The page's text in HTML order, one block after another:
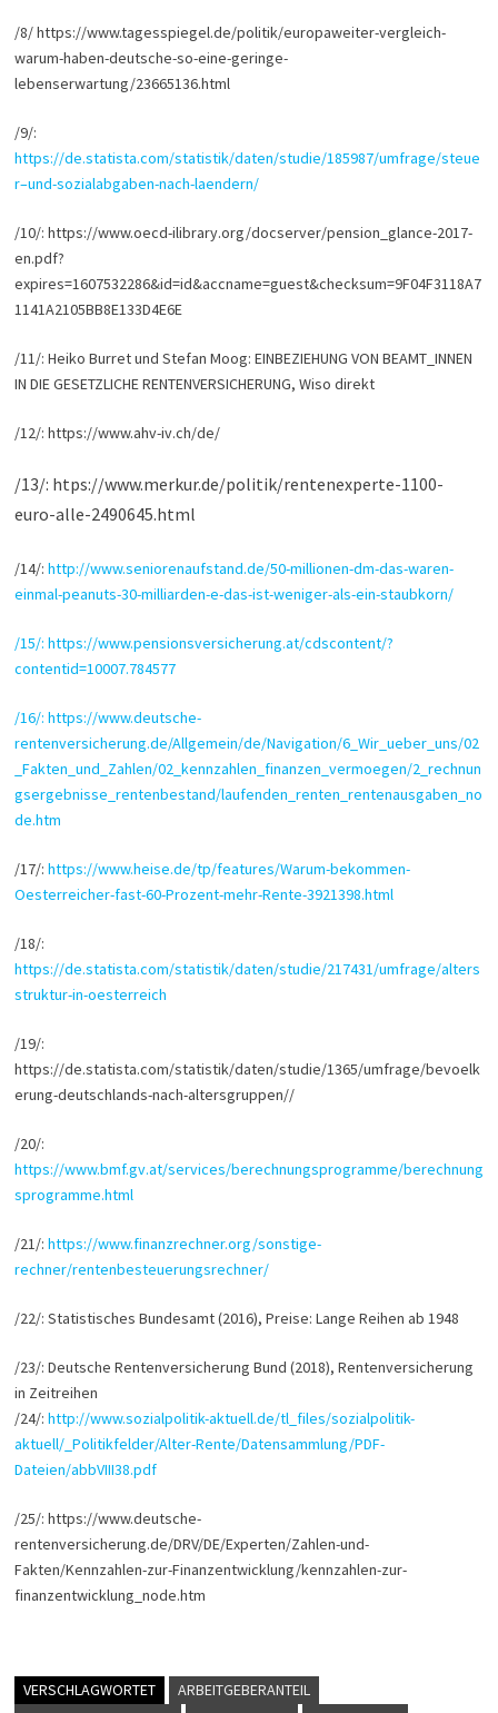
/8/ https://www.tagesspiegel.de/politik/europaweiter-vergleich-
warum-haben-deutsche-so-eine-geringe-
lebenserwartung/23665136.html
/9/:
https://de.statista.com/statistik/daten/studie/185987/umfrage/steue
r–und-sozialabgaben-nach-laendern/
/10/: https://www.oecd-ilibrary.org/docserver/pension_glance-2017-
en.pdf?
expires=1607532286&id=id&accname=guest&checksum=9F04F3118A7
1141A2105BB8E133D4E6E
/11/: Heiko Burret und Stefan Moog: EINBEZIEHUNG VON BEAMT_INNEN
IN DIE GESETZLICHE RENTENVERSICHERUNG, Wiso direkt
/12/: https://www.ahv-iv.ch/de/
/13/: htps://www.merkur.de/politik/rentenexperte-1100-
euro-alle-2490645.html
/14/: http://www.seniorenaufstand.de/50-millionen-dm-das-waren-
einmal-peanuts-30-milliarden-e-das-ist-weniger-als-ein-staubkorn/
/15/: https://www.pensionsversicherung.at/cdscontent/?
contentid=10007.784577
/16/: https://www.deutsche-
rentenversicherung.de/Allgemein/de/Navigation/6_Wir_ueber_uns/02
_Fakten_und_Zahlen/02_kennzahlen_finanzen_vermoegen/2_rechnun
gsergebnisse_rentenbestand/laufenden_renten_rentenausgaben_no
de.htm
/17/: https://www.heise.de/tp/features/Warum-bekommen-
Oesterreicher-fast-60-Prozent-mehr-Rente-3921398.html
/18/:
https://de.statista.com/statistik/daten/studie/217431/umfrage/alters
struktur-in-oesterreich
/19/:
https://de.statista.com/statistik/daten/studie/1365/umfrage/bevoelk
erung-deutschlands-nach-altersgruppen//
/20/:
https://www.bmf.gv.at/services/berechnungsprogramme/berechnung
sprogramme.html
/21/: https://www.finanzrechner.org/sonstige-
rechner/rentenbesteuerungsrechner/
/22/: Statistisches Bundesamt (2016), Preise: Lange Reihen ab 1948
/23/: Deutsche Rentenversicherung Bund (2018), Rentenversicherung
in Zeitreihen
/24/: http://www.sozialpolitik-aktuell.de/tl_files/sozialpolitik-
aktuell/_Politikfelder/Alter-Rente/Datensammlung/PDF-
Dateien/abbVIII38.pdf
/25/: https://www.deutsche-
rentenversicherung.de/DRV/DE/Experten/Zahlen-und-
Fakten/Kennzahlen-zur-Finanzentwicklung/kennzahlen-zur-
finanzentwicklung_node.htm
VERSCHLAGWORTET
ARBEITGEBERANTEIL